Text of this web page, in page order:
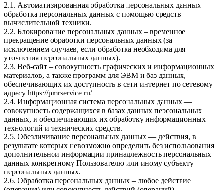
2.1. Автоматизированная обработка персональных данных –
обработка персональных данных с помощью средств
вычислительной техники.
2.2. Блокирование персональных данных – временное
прекращение обработки персональных данных (за
исключением случаев, если обработка необходима для
уточнения персональных данных).
2.3. Веб-сайт – совокупность графических и информационных
материалов, а также программ для ЭВМ и баз данных,
обеспечивающих их доступность в сети интернет по сетевому
адресу https://pmrservice.ru/.
2.4. Информационная система персональных данных —
совокупность содержащихся в базах данных персональных
данных, и обеспечивающих их обработку информационных
технологий и технических средств.
2.5. Обезличивание персональных данных — действия, в
результате которых невозможно определить без использования
дополнительной информации принадлежность персональных
данных конкретному Пользователю или иному субъекту
персональных данных.
2.6. Обработка персональных данных – любое действие